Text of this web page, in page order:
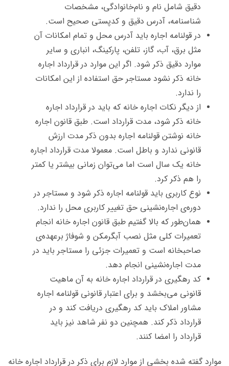
دقیق شامل نام و نام‌خانوادگی، مشخصات
شناسنامه، آدرس دقیق و کدپستی صحیح است.
در قولنامه اجاره باید آدرس محل و تمام امکانات آن
مثل برق، آب، گاز، تلفن، پارکینگ، انباری و سایر
موارد دقیق ذکر شود. اگر این موارد در قرارداد اجاره
خانه ذکر نشود مستاجر حق استفاده از این امکانات
را ندارد.
از دیگر نکات اجاره خانه که باید در قرارداد اجاره
خانه ذکر شود، مدت قرارداد است. طبق قانون اجاره
خانه نوشتن قولنامه اجاره بدون ذکر مدت ارزش
قانونی ندارد و باطل است. معمولا مدت قرارداد اجاره
خانه یک سال است اما می‌توان زمانی بیشتر یا کمتر
را هم ذکر کرد.
نوع کاربری باید قولنامه اجاره ذکر شود و مستاجر در
دوره‌ی اجاره‌نشینی حق تغییر کاربری محل را ندارد.
همان‌طور که بالا گفتیم طبق قانون اجاره خانه انجام
تعمیرات کلی مثل نصب آبگرمکن و شوفاژ برعهده‌ی
صاحبخانه است و تعمیرات جزئی را مستاجر باید در
مدت اجاره‌نشینی انجام دهد.
کد رهگیری در قرارداد اجاره خانه به آن ماهیت
قانونی می‌بخشد و برای اعتبار قانونی قولنامه اجاره
مشاور املاک باید کد رهگیری دریافت کند و در
قرارداد ذکر کند. همچنین دو نفر شاهد نیز باید
قرارداد را امضا کنند.
موارد گفته شده بخشی از موارد لازم برای ذکر در قرارداد اجاره خانه